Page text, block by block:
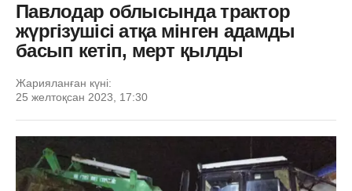
Павлодар облысында трактор
жүргізушісі атқа мінген адамды
басып кетіп, мерт қылды
Жарияланған күні:
25 желтоқсан 2023, 17:30